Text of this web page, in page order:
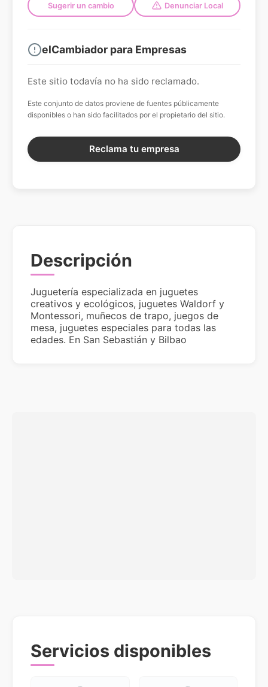
Sugerir un cambio Denunciar Local
elCambiador para Empresas
Este sitio todavía no ha sido reclamado.
Este conjunto de datos proviene de fuentes públicamente
disponibles o han sido facilitados por el propietario del sitio.
Reclama tu empresa
Descripción
Juguetería especializada en juguetes
creativos y ecológicos, juguetes Waldorf y
Montessori, muñecos de trapo, juegos de
mesa, juguetes especiales para todas las
edades. En San Sebastián y Bilbao
Servicios disponibles